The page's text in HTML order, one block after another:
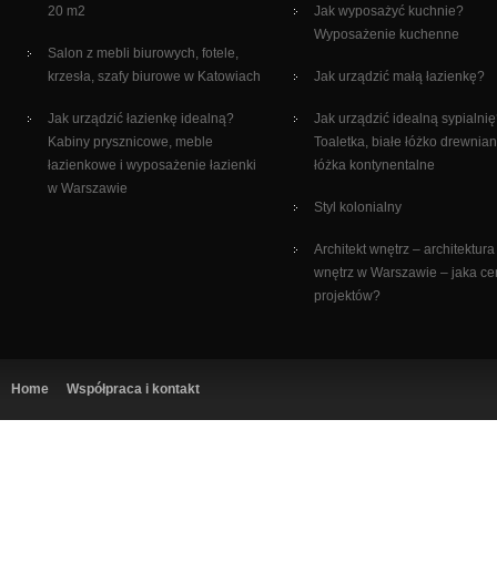
20 m2
Salon z mebli biurowych, fotele,
krzesła, szafy biurowe w Katowiach
Jak urządzić łazienkę idealną?
Kabiny prysznicowe, meble
łazienkowe i wyposażenie łazienki
w Warszawie
Jak wyposażyć kuchnie?
Wyposażenie kuchenne
Jak urządzić małą łazienkę?
Jak urządzić idealną
Toaletka, białe łóżko
łóżka kontynentalne
Styl kolonialny
Architekt wnętrz – architektura
wnętrz w Warszawie – jaka
projektów?
Home Współpraca i kontakt